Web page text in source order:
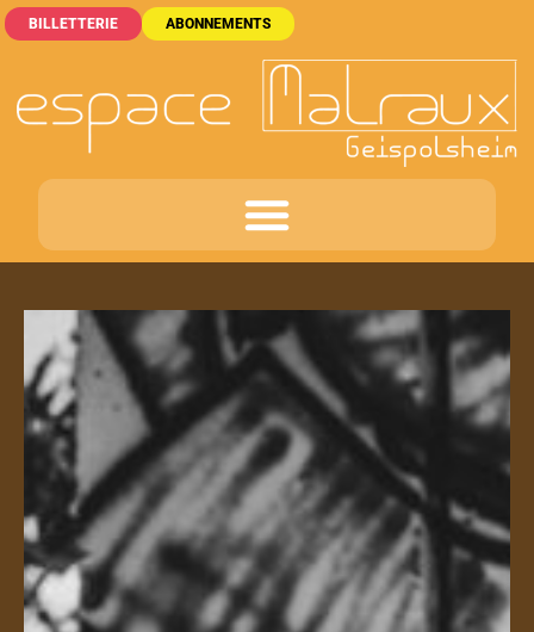
BILLETTERIE ABONNEMENTS